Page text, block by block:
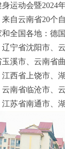
身运动会暨2024
来自云南省20个
和全国各地：德
辽宁省沈阳市、
玉溪市、云南省
江西省上饶市、
云南省临沧市、
江苏省南通市、